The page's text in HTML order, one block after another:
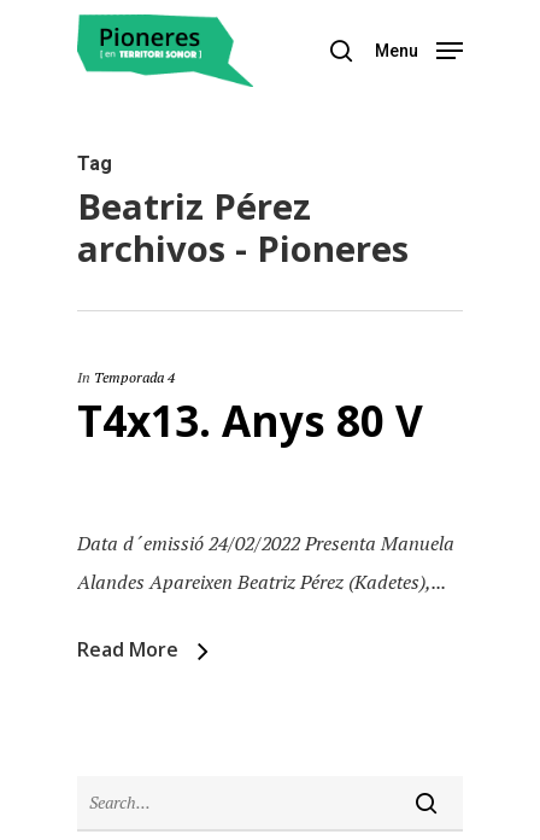
Menu
Tag
Beatriz Pérez
archivos - Pioneres
In Temporada 4
T4x13. Anys 80 V
Data d´emissió 24/02/2022 Presenta Manuela
Alandes Apareixen Beatriz Pérez (Kadetes),...
Read More